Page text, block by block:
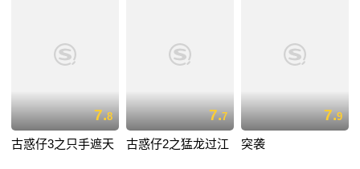
7.8
古惑仔3之只手遮天
7.7
古惑仔2之猛龙过江
7.9
突袭